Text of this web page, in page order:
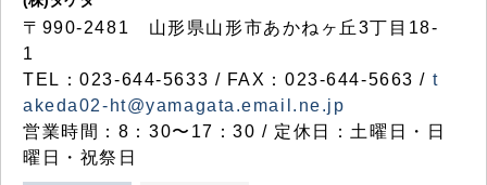
〒990-2481 山形県山形市あかねヶ丘3丁目18-
1
TEL：023-644-5633 / FAX：023-644-5663 / t
akeda02-ht@yamagata.email.ne.jp
営業時間：8：30〜17：30 / 定休日：土曜日・日
曜日・祝祭日